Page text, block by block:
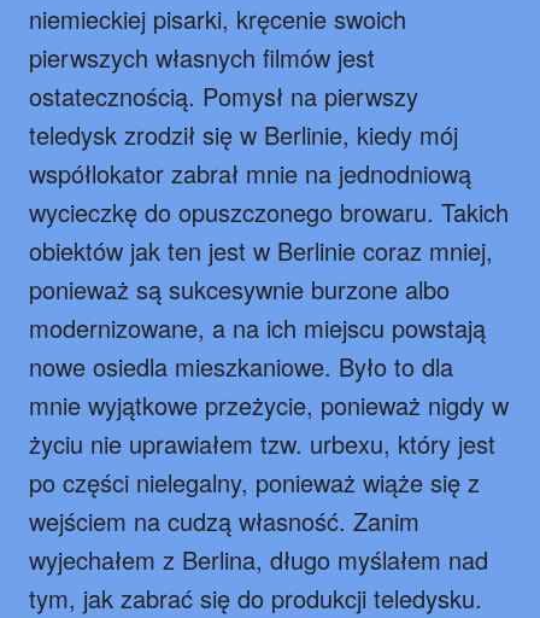
niemieckiej pisarki, kręcenie swoich
pierwszych własnych filmów jest
ostatecznością. Pomysł na pierwszy
teledysk zrodził się w Berlinie, kiedy mój
współlokator zabrał mnie na jednodniową
wycieczkę do opuszczonego browaru. Takich
obiektów jak ten jest w Berlinie coraz mniej,
ponieważ są sukcesywnie burzone albo
modernizowane, a na ich miejscu powstają
nowe osiedla mieszkaniowe. Było to dla
mnie wyjątkowe przeżycie, ponieważ nigdy w
życiu nie uprawiałem tzw. urbexu, który jest
po części nielegalny, ponieważ wiąże się z
wejściem na cudzą własność. Zanim
wyjechałem z Berlina, długo myślałem nad
tym, jak zabrać się do produkcji teledysku.